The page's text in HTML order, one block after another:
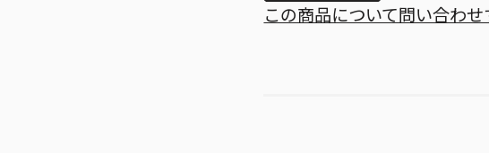
この商品について問い合わ